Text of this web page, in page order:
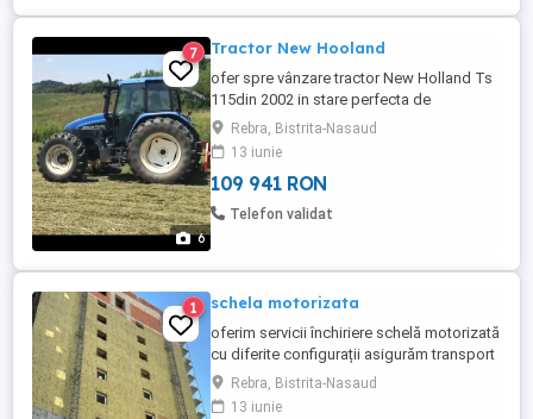
6
7 Tractor New Hooland
ofer spre vânzare tractor New Holland Ts
115din 2002 in stare perfecta de
funcționare Are frontal ,tirant față
spate,priza de putere față spate Aier
condiționat etc cupa pt cereale și furci pt
baloți mai multe detalii la telefon:
Rebra, Bistrita-Nasaud
13 iunie
109 941 RON
Telefon validat
1 schela motorizata
oferim servicii închiriere schelă motorizată
cu diferite configurații asigurăm transport
montare,demontare și asistență mai multe
detalii la telefon:
Rebra, Bistrita-Nasaud
13 iunie